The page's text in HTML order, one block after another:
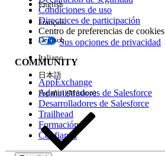
Edición
Experiencia
Condiciones de uso
Directrices de participación
Centro de preferencias de cookies
Sus opciones de privacidad
COMMUNITY
AppExchange
Administradores de Salesforce
Desarrolladores de Salesforce
Trailhead
Formación
Confianza
English
Français
Deutsch
Italiano
日本語
Español (México)